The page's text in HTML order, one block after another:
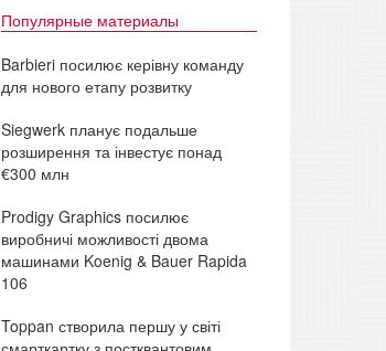
Популярные материалы
Barbieri посилює керівну команду
для нового етапу розвитку
Siegwerk планує подальше
розширення та інвестує понад
€300 млн
Prodigy Graphics посилює
виробничі можливості двома
машинами Koenig & Bauer Rapida
106
Toppan створила першу у світі